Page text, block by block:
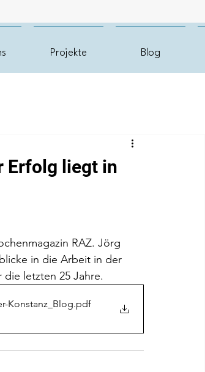
Projekte Blog
Erfolg liegt in
RAZ. Jörg
in die Arbeit in der
letzten 25 Jahre.
Konstanz_Blog.pdf